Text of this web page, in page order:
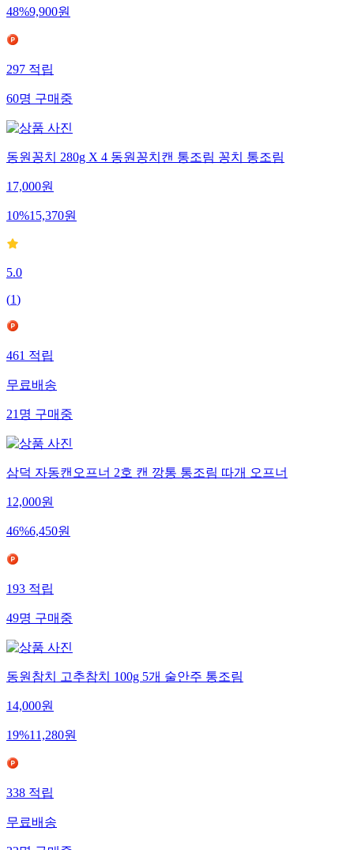
48%9,900원
297 적립
60명 구매중
동원꽁치 280g X 4 동원꽁치캔 통조림 꽁치 통조림
17,000원
10%15,370원
5.0
(1)
461 적립
무료배송
21 명 구매중
삼덕 자동캔오프너 2호 캔 깡통 통조림 따개 오프너
12,000원
46%6,450원
193 적립
49명 구매중
동원참치 고추참치 100g 5개 술안주 통조림
14,000원
19%11,280원
338 적립
무료배송